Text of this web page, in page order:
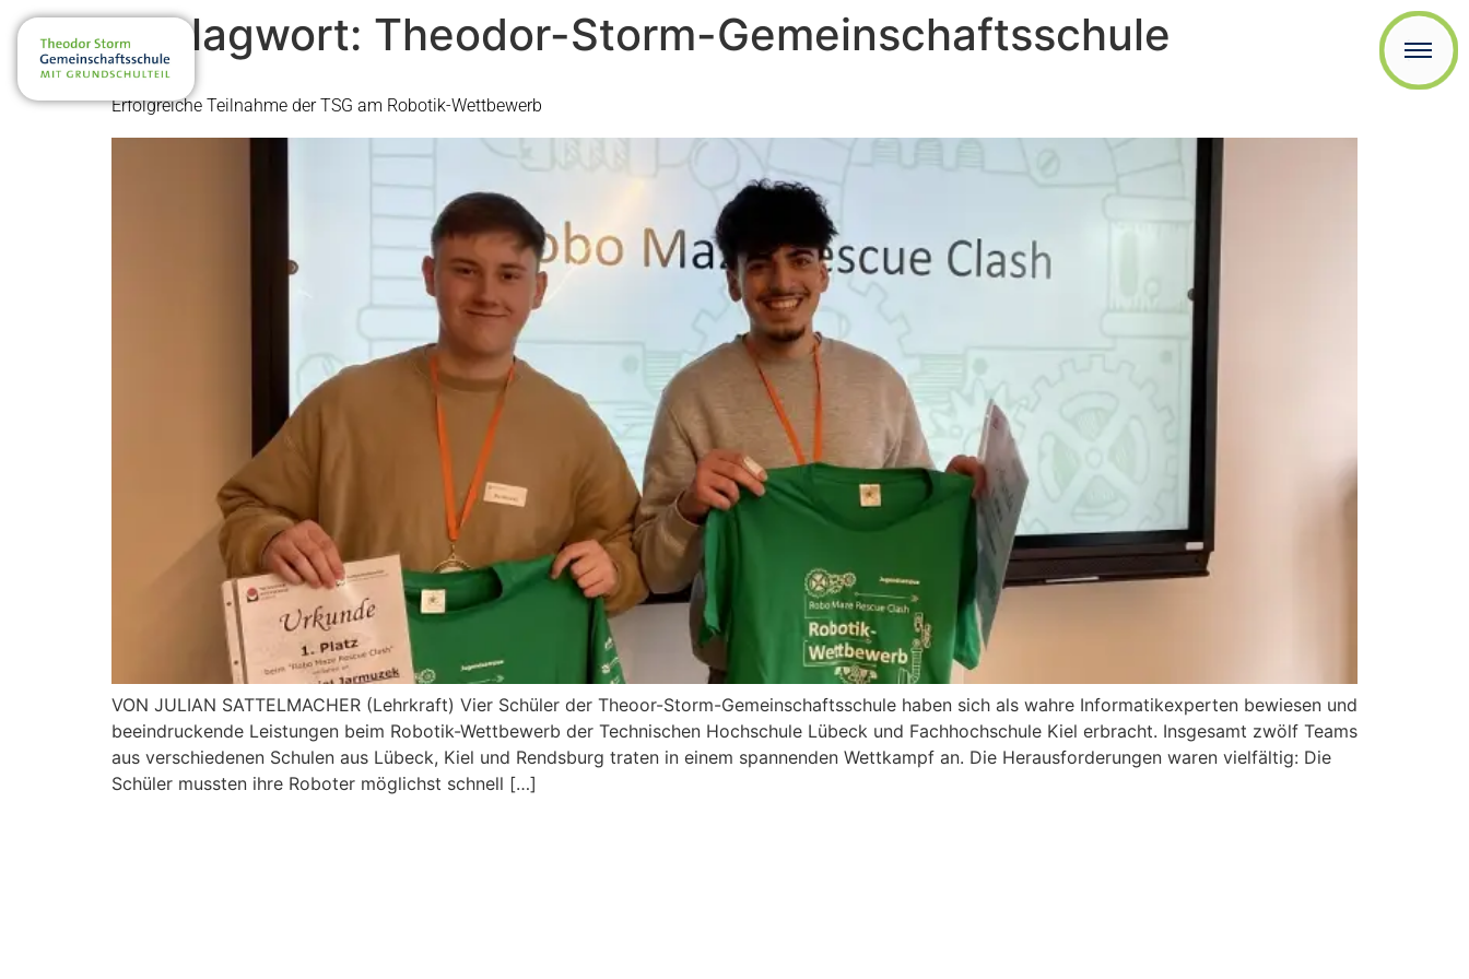
Schlagwort: Theodor-Storm-Gemeinschaftsschule
Erfolgreiche Teilnahme der TSG am Robotik-Wettbewerb
VON JULIAN SATTELMACHER (Lehrkraft) Vier Schüler der Theoor-Storm-Gemeinschaftsschule haben sich als wahre Informatikexperten bewiesen und
beeindruckende Leistungen beim Robotik-Wettbewerb der Technischen Hochschule Lübeck und Fachhochschule Kiel erbracht. Insgesamt zwölf Teams
aus verschiedenen Schulen aus Lübeck, Kiel und Rendsburg traten in einem spannenden Wettkampf an. Die Herausforderungen waren vielfältig: Die
Schüler mussten ihre Roboter möglichst schnell […]